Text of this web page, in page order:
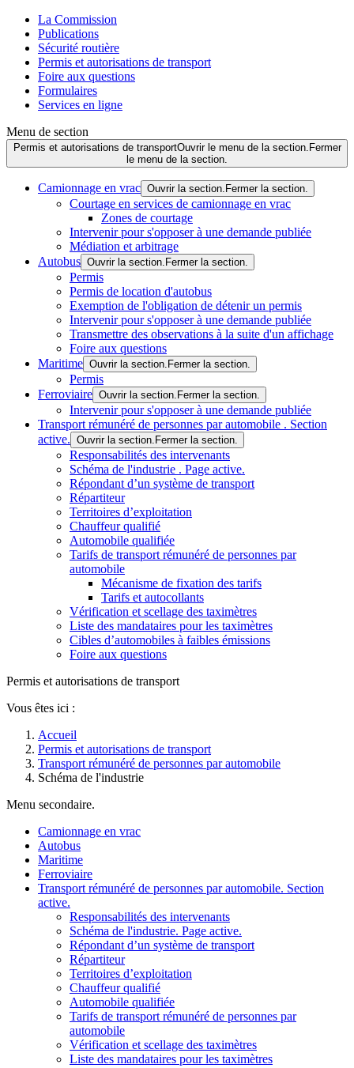
La Commission
Publications
Sécurité routière
Permis et autorisations de transport
Foire aux questions
Formulaires
Services en ligne
Menu de section
Permis et autorisations de transportOuvrir le menu de la section. Fermer
le menu de la section.
Camionnage en vrac Ouvrir la section. Fermer la section.
Courtage en services de camionnage en vrac
Zones de courtage
Intervenir pour s'opposer à une demande publiée
Médiation et arbitrage
Autobus Ouvrir la section. Fermer la section.
Permis
Permis de location d'autobus
Exemption de l'obligation de détenir un permis
Intervenir pour s'opposer à une demande publiée
Transmettre des observations à la suite d'un affichage
Foire aux questions
Maritime Ouvrir la section. Fermer la section.
Permis
Ferroviaire Ouvrir la section. Fermer la section.
Intervenir pour s'opposer à une demande publiée
Transport rémunéré de personnes par automobile . Section
active. Ouvrir la section. Fermer la section.
Responsabilités des intervenants
Schéma de l'industrie . Page active.
Répondant d’un système de transport
Répartiteur
Territoires d’exploitation
Chauffeur qualifié
Automobile qualifiée
Tarifs de transport rémunéré de personnes par
automobile
Mécanisme de fixation des tarifs
Tarifs et autocollants
Vérification et scellage des taximètres
Liste des mandataires pour les taximètres
Cibles d’automobiles à faibles émissions
Foire aux questions
Permis et autorisations de transport
Vous êtes ici :
Accueil
Permis et autorisations de transport
Transport rémunéré de personnes par automobile
Schéma de l'industrie
Menu secondaire.
Camionnage en vrac
Autobus
Maritime
Ferroviaire
Transport rémunéré de personnes par automobile. Section
active.
Responsabilités des intervenants
Schéma de l'industrie. Page active.
Répondant d’un système de transport
Répartiteur
Territoires d’exploitation
Chauffeur qualifié
Automobile qualifiée
Tarifs de transport rémunéré de personnes par
automobile
Vérification et scellage des taximètres
Liste des mandataires pour les taximètres